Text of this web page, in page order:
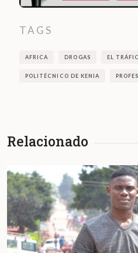
TAGS
AFRICA DROGAS EL
POLITÉCNICO DE KENIA
Relacionado